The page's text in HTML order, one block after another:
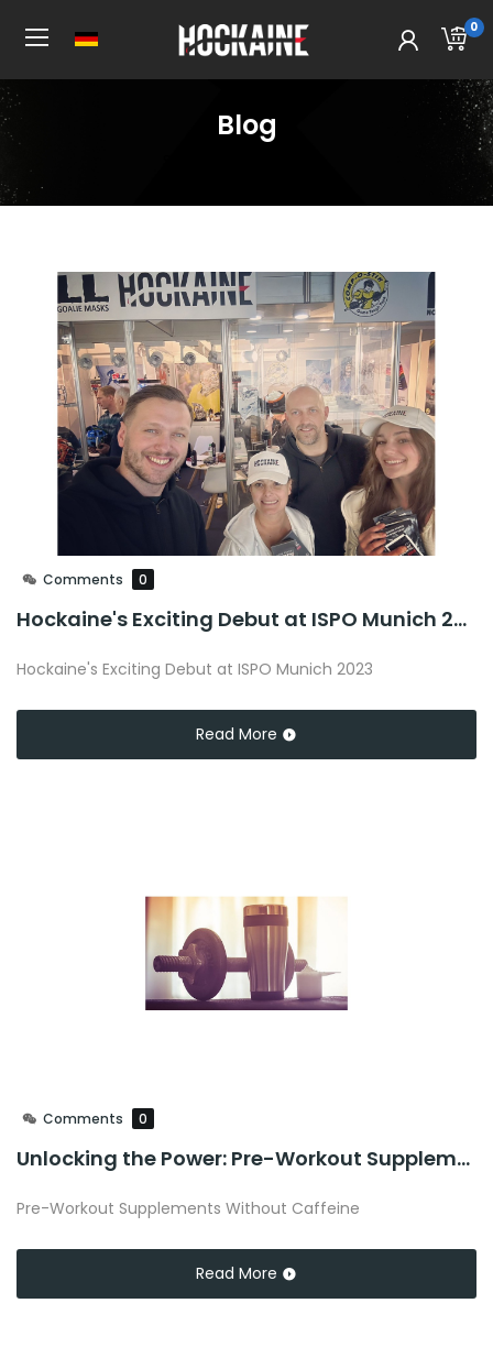
0
Blog
Comments 0
Hockaine's Exciting Debut at ISPO Munich 2023: Launching New Products and Forging Connections
Hockaine's Exciting Debut at ISPO Munich 2023
Read More
Comments 0
Unlocking the Power: Pre-Workout Supplements Without Caffeine
Pre-Workout Supplements Without Caffeine
Read More